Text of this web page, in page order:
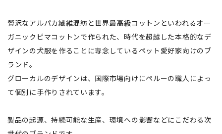
贅沢なアルパカ繊維混紡と世界最高級コットンといわれるオー
ガニックピマコットンで作られた、時代を超越した本格的なデ
ザインの犬服を作ることに専念しているペット愛好家向けのブ
ランド。
グローカルのデザインは、国際市場向けにペルーの職人によっ
て個別に手作りされています。
製品の起源、持続可能な生産、環境への影響などにこだわる次